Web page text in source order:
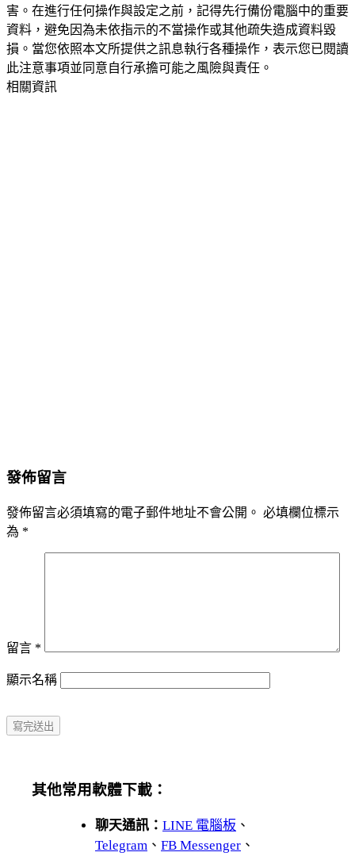
害。在進行任何操作與設定之前，記得先行備份電腦中的重要
資料，避免因為未依指示的不當操作或其他疏失造成資料毀
損。當您依照本文所提供之訊息執行各種操作，表示您已閱讀
此注意事項並同意自行承擔可能之風險與責任。
相關資訊
發佈留言
發佈留言必須填寫的電子郵件地址不會公開。 必填欄位標示
為 *
留言 *
顯示名稱
其他常用軟體下載：
聊天通訊： LINE 電腦板 、
Telegram 、 FB Messenger 、